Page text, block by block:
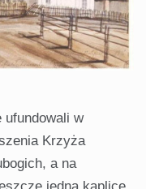
ufundowali w
Krzyża
a na